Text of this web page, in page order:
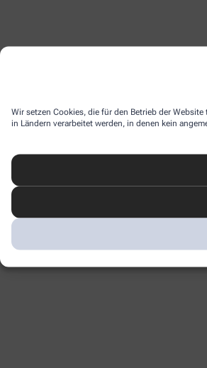
Wir setzen Cookies, die für den Betrieb der
in Ländern verarbeitet werden, in denen kein